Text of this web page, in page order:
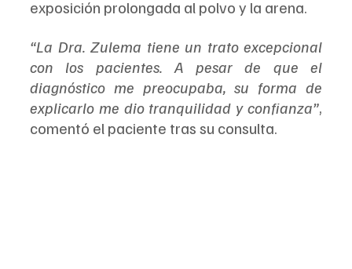
exposición prolongada al polvo y la arena.
“La Dra. Zulema tiene un trato excepcional
con los pacientes. A pesar de que el
diagnóstico me preocupaba, su forma de
explicarlo me dio tranquilidad y confianza”,
comentó el paciente tras su consulta.